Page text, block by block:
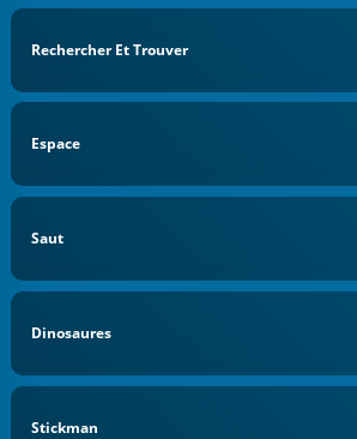
Rechercher Et Trouver
Espace
Saut
Dinosaures
Stickman